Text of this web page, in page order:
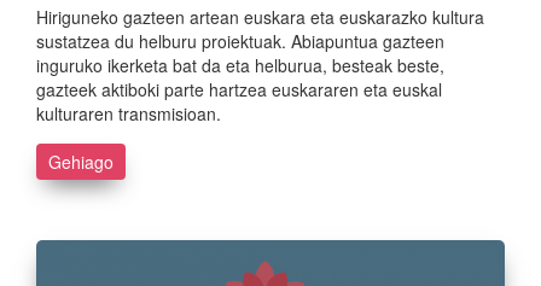
Hiriguneko gazteen artean euskara eta euskarazko kultura
sustatzea du helburu proiektuak. Abiapuntua gazteen
inguruko ikerketa bat da eta helburua, besteak beste,
gazteek aktiboki parte hartzea euskararen eta euskal
kulturaren transmisioan.
Gehiago